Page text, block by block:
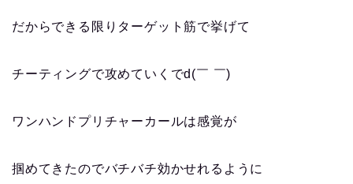
だからできる限りターゲット筋で挙げて
チーティングで攻めていくでd(￣ ￣)
ワンハンドプリチャーカールは感覚が
掴めてきたのでバチバチ効かせれるように